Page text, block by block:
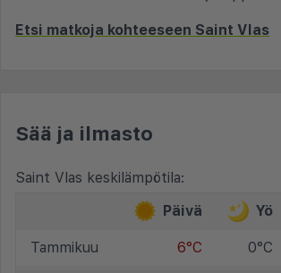
Etsi matkoja kohteeseen Saint Vlas
Sää ja ilmasto
Saint Vlas keskilämpötila:
Päivä
Yö
Tammikuu 6°C 0°C